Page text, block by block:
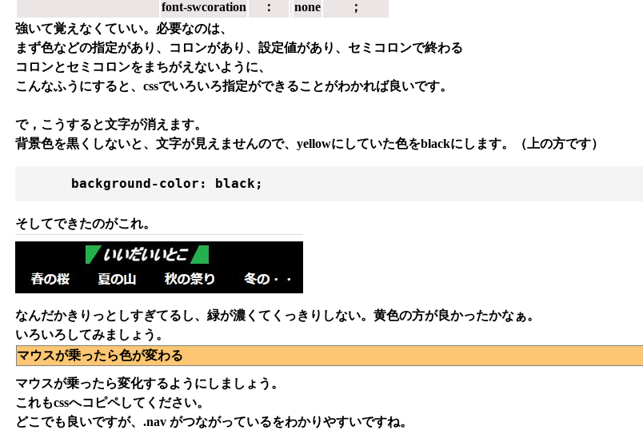
font-swcoration
： none
；
強いて覚えなくていい。必要なのは、
まず色などの指定があり、コロンがあり、設定値があり、セミコロンで終わる
コロンとセミコロンをまちがえないように、
こんなふうにすると、cssでいろいろ指定ができることがわかれば良いです。
で，こうすると文字が消えます。
背景色を黒くしないと、文字が見えませんので、yellowにしていた色をblackにします。（上の方です）
      background-color: black;
そしてできたのがこれ。
なんだかきりっとしすぎてるし、緑が濃くてくっきりしない。黄色の方が良かったかなぁ。
いろいろしてみましょう。
マウスが乗ったら色が変わる
マウスが乗ったら変化するようにしましょう。
これもcssへコピペしてください。
どこでも良いですが、.nav がつながっているをわかりやすいですね。